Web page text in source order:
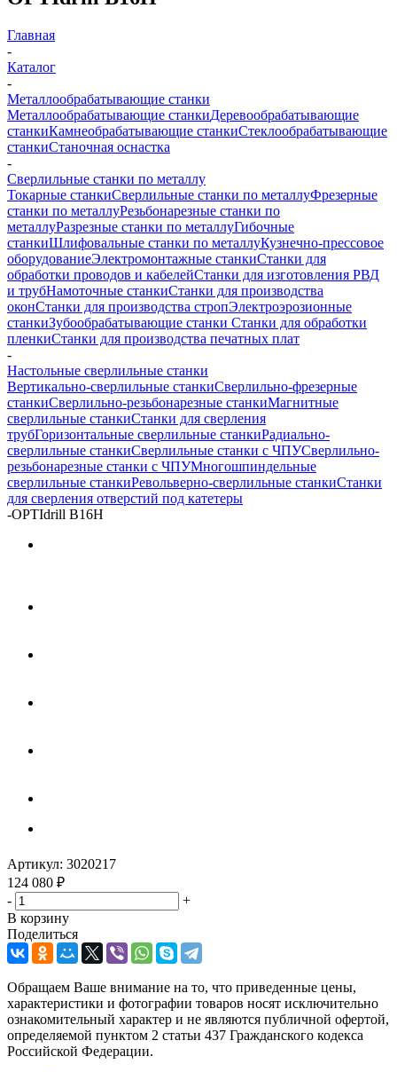
Главная
-
Каталог
-
Металлообрабатывающие станки
Металлообрабатывающие станкиДеревообрабатывающие
станкиКамнеобрабатывающие станкиСтеклообрабатывающие
станкиСтаночная оснастка
-
Сверлильные станки по металлу
Токарные станкиСверлильные станки по металлуФрезерные
станки по металлуРезьбонарезные станки по
металлуРазрезные станки по металлуГибочные
станкиШлифовальные станки по металлуКузнечно-прессовое
оборудованиеЭлектромонтажные станкиСтанки для
обработки проводов и кабелейСтанки для изготовления РВД
и трубНамоточные станкиСтанки для производства
оконСтанки для производства стропЭлектроэрозионные
станкиЗубообрабатывающие станки Станки для обработки
пленкиСтанки для производства печатных плат
-
Настольные сверлильные станки
Вертикально-сверлильные станкиСверлильно-фрезерные
станкиСверлильно-резьбонарезные станкиМагнитные
сверлильные станкиСтанки для сверления
трубГоризонтальные сверлильные станкиРадиально-
сверлильные станкиСверлильные станки с ЧПУСверлильно-
резьбонарезные станки с ЧПУМногошпиндельные
сверлильные станкиРевольверно-сверлильные станкиСтанки
для сверления отверстий под катетеры
-OPTIdrill B16H
Артикул: 3020217
124 080 ₽
-
+
В корзину
Поделиться
Обращаем Ваше внимание на то, что приведенные цены,
характеристики и фотографии товаров носят исключительно
ознакомительный характер и не являются публичной офертой,
определяемой пунктом 2 статьи 437 Гражданского кодекса
Российской Федерации.